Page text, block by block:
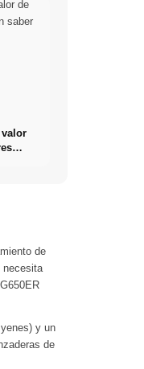
de
necesita
y un
de